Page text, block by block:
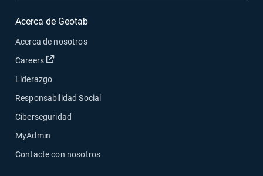
Acerca de Geotab
Acerca de nosotros
Careers
Abrir en una nueva ventana
Liderazgo
Responsabilidad Social
Ciberseguridad
MyAdmin
Contacte con nosotros